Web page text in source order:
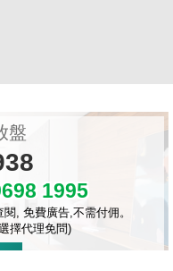
盤
1995
, 免費廣告,不需付佣。
擇代理免問)